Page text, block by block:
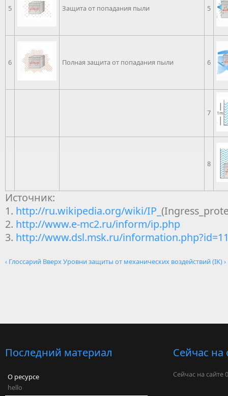
5 Защита от попадания пыли 5
6 Полная защита от попадания пыли 6
7
8
Источник:
1. http://ru.wikipedia.org/wiki/IP_
2. http://www.e-mc2.ru/inform/ip.php
3. http://www.dsl.msk.ru/
‹ Глоссарий ВверхУровни защиты от механических воздействий (IK) ›
Последний материал
О ресурсе
hello
Сейчас на
Сейчас на сайте